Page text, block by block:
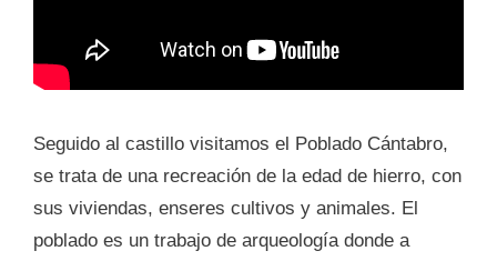
Seguido al castillo visitamos el Poblado Cántabro,
se trata de una recreación de la edad de hierro, con
sus viviendas, enseres cultivos y animales. El
poblado es un trabajo de arqueología donde a